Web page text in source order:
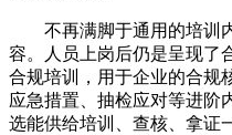
不再满脚于通用的培训内
容。人员上岗后仍是呈现了
合规培训，用于企业的合规
应急措置、抽检应对等进阶
选能供给培训、查核、拿证